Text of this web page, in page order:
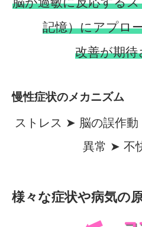
記憶）にアプロ
改善が期
慢性症状のメカニズム
ストレス ➤ 脳の誤作
異常 ➤ 不
様々な症状や病気の